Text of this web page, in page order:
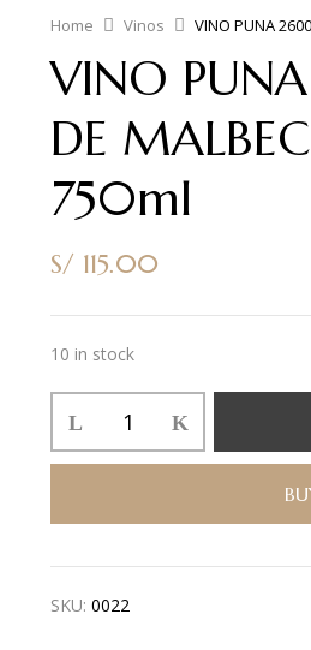
Home Vinos VINO PUNA
VINO
DE
750ml
S/ 115.00
10 in stock
SKU:0022